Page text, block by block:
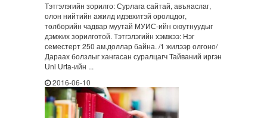
Тэтгэлэгийн зорилго: Сурлага сайтай, авъяаслаг,
олон нийтийн ажилд идэвхитэй оролцдог,
төлбөрийн чадвар муутай МУИС-ийн оюутнуудыг
дэмжих зорилготой. Тэтгэлэгийн хэмжээ: Нэг
семестерт 250 ам.доллар байна. /1 жилээр олгоно/
Дараах болзлыг хангасан суралцагч Тайваний иргэн
Uni Urta-ийн ...
2016-06-10